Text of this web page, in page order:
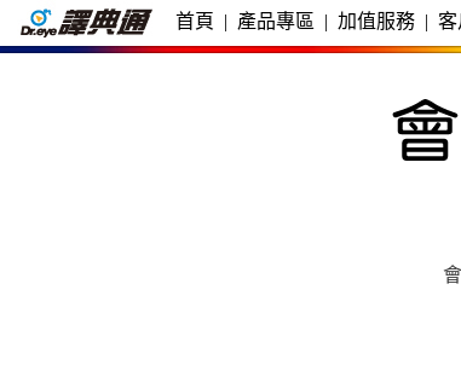
首頁 | 產品專區 | 加值服務 | 客